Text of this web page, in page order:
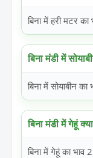
बिना में हरी मटर
बिना मंडी में
बिना में सोयाबीन
बिना मंडी में गेहूं
बिना में गेहूं का